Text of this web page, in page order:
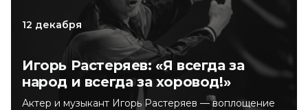
12 декабря
Игорь Растеряев: «Я всегда за
народ и всегда за хоровод!»
Актер и музыкант Игорь Растеряев — воплощение